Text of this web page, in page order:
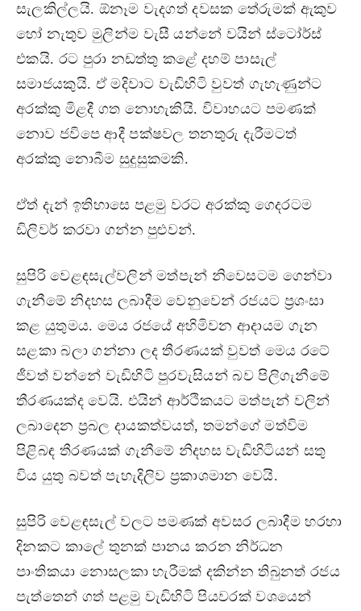
සැලකිල්ලයි. ඕනෑම වැදගත් දවසක තේරුමක් ඇකුව
හෝ නැතුව මුලින්ම වැසී යන්නේ වයින් ස්ටෝර්ස්
එකයි. රට පුරා නඩත්තු කළේ දහම් පාසැල්
සමාජයකුයි. ඒ මදිවාට වැඩිහිටි වුවත් ගැහැණුන්ට
අරක්කු මිළදී ගත නොහැකියි. විවාහයට පමණක්
නොව ජවිපෙ ආදී පක්ෂවල තනතුරු දැරීමටත්
අරක්කු නොබීම සුදුසුකමකි.
ඒත් දැන් ඉතිහාසෙ පළමු වරට අරක්කු ගෙදරටම
ඩිලිවර් කරවා ගන්න පුළුවන්.
සුපිරි වෙළඳසැල්වලින් මත්පැන් නිවෙසටම ගෙන්වා
ගැනීමේ නිදහස ලබාදීම වෙනුවෙන් රජයට ප්‍රශංසා
කළ යුතුමය. මෙය රජයේ අහිමිවන ආදායම ගැන
සළකා බලා ගන්නා ලද තීරණයක් වුවත් මෙය රටේ
ජීවත් වන්නේ වැඩිහිටි පුරවැසියන් බව පිලිගැනීමේ
තීරණයක්ද වෙයි. එයින් ආර්ථිකයට මත්පැන් වලින්
ලබාදෙන ප්‍රබල දායකත්වයත්, තමන්ගේ මත්විම
පිළිබඳ තීරණයක් ගැනීමේ නිදහස වැඩිහිටියන් සතු
විය යුතු බවත් පැහැදිලිව ප්‍රකාශමාන වෙයි.
සුපිරි වෙළඳසැල් වලට පමණක් අවසර ලබාදීම හරහා
දිනකට කාලේ තුනක් පානය කරන නිර්ධන
පාංතිකයා නොසලකා හැරීමක් දකින්න තිබුනත් රජය
පැත්තෙන් ගත් පළමු වැඩිහිටි පියවරක් වශයෙන්